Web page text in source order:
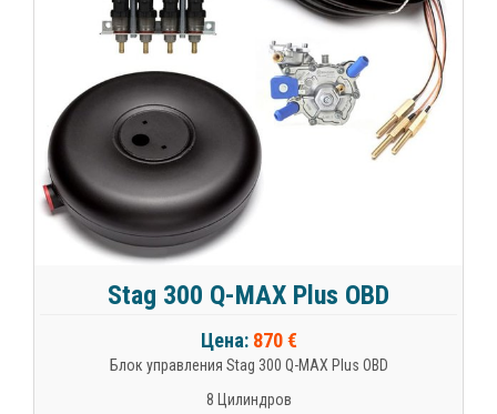
Stag 300 Q-MAX Plus OBD
Цена: 870 €
Блок управления Stag 300 Q-MAX Plus OBD
8 Цилиндров